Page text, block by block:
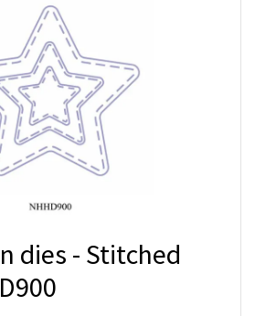
dies - Stitched